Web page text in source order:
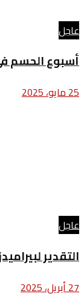
عاجل
أسبوع الحسم
25 مايو، 2025
عاجل
التقدير
27 أبريل، 2025